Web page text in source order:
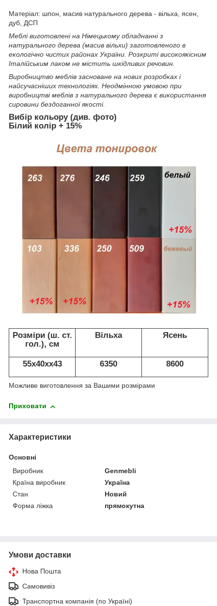
Матеріал: шпон, масив натурального дерева - вільха, ясен,
дуб, ДСП
Меблі виготовлені на Німецькому обладнанні з
натурального дерева (масив вільхи) заготовленого в
екологічно чистих районах України. Розкриті високоякісним
Італійським лаком не містить шкідливих речовин.
Виробництво меблів засноване на нових розробках і
найсучасніших технологіях. Неодмінною умовою при
виробництві меблів з натурального дерева є використання
сировини бездоганної якості.
Вибір кольору (див. фото)
Білий колір + 15%
Розміри (ш. ст.
гол.), см
Вільха Ясень
55х40хх43 6350 8600
Можливе виготовлення за Вашими розмірами
Приховати
Характеристики
Основні
Виробник
Genmebli
Країна виробник
Україна
Стан
Новий
Форма ліжка
прямокутна
Умови доставки
Нова Пошта
Самовивіз
Транспортна компанія (по Україні)